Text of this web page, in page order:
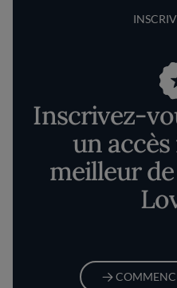
Inscrivez-
un
meilleur